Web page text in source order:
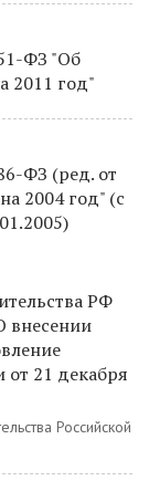
ФЗ "Об
2011 год"
ФЗ (ред. от
2004 год" (с
РФ
внесении
21 декабря
Российской